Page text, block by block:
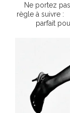
Ne portez
règle à suivre :
parfait